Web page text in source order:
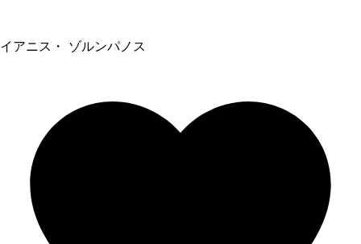
イアニス・ ゾルンパノス